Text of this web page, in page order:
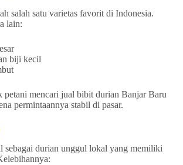
salah satu varietas favorit di Indonesia.
lain:
biji kecil
petani mencari jual bibit durian Banjar Baru
permintaannya stabil di pasar.
sebagai durian unggul lokal yang memiliki